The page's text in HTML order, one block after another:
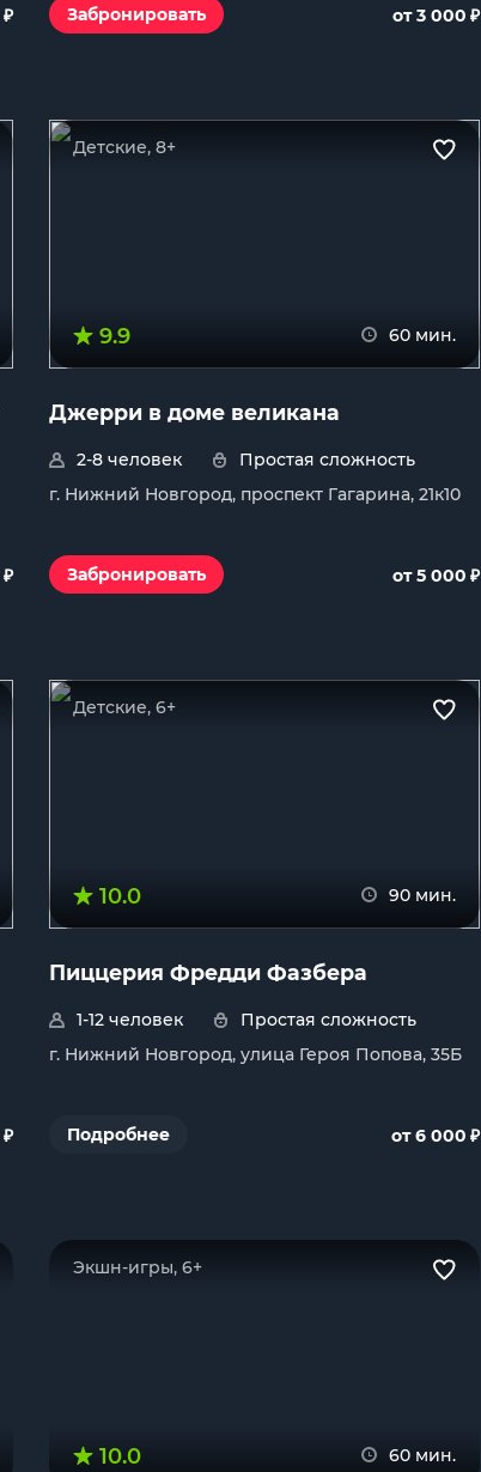
₽ Забронировать от 3 000 ₽
₽
Детские, 8+
9.9 60 мин.
Джерри в доме великана
2-8 человек
Простая сложность
г. Нижний Новгород, проспект Гагарина, 21к10
Забронировать от 5 000 ₽
₽
Детские, 6+
10.0 90 мин.
Пиццерия Фредди Фазбера
1-12 человек
Простая сложность
г. Нижний Новгород, улица Героя Попова, 35Б
Подробнее от 6 000 ₽
Экшн-игры, 6+
10.0 60 мин.